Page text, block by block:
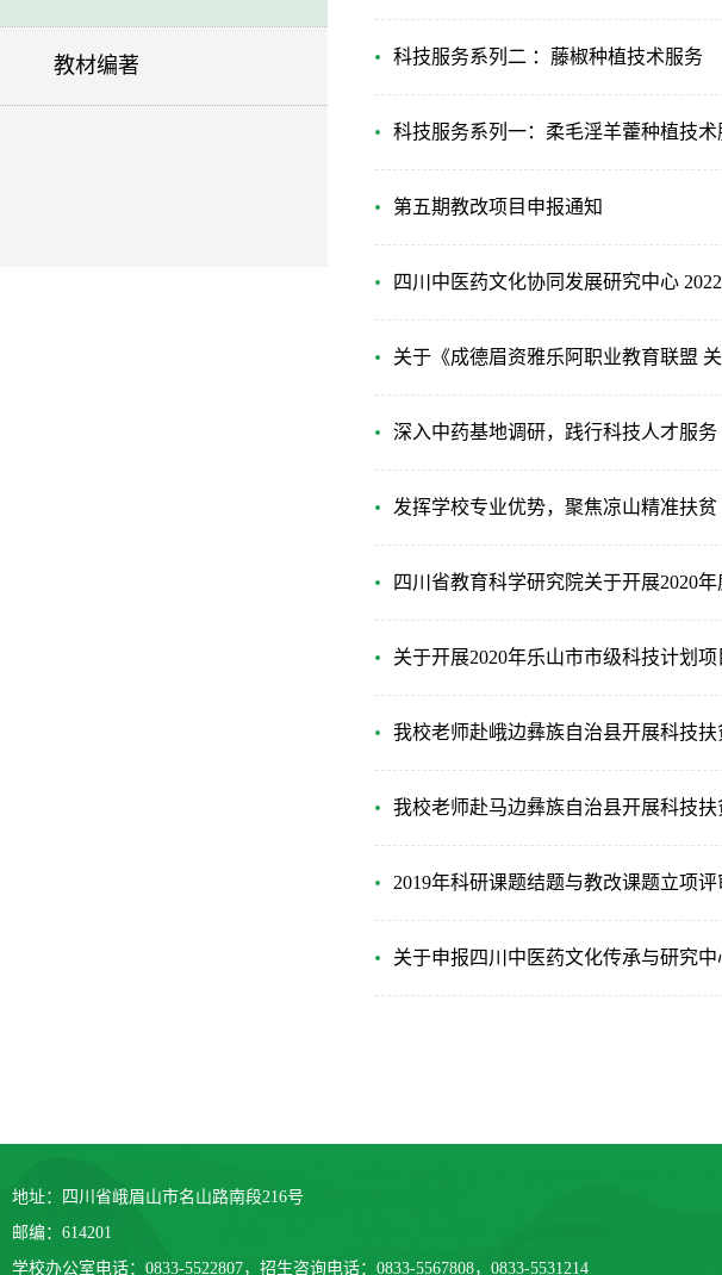
教材编著 科技服务系列二 ：藤椒种植技术服务
科技服务系列一：柔毛淫羊藿种植技术
第五期教改项目申报通知
四川中医药文化协同发展研究中心
关于《成德眉资雅乐阿职业教育联盟
深入中药基地调研，践行科技人才服务
发挥学校专业优势，聚焦凉山精准扶贫
四川省教育科学研究院关于开展2020
关于开展2020年乐山市市级科技计划
我校老师赴峨边彝族自治县开展科技
我校老师赴马边彝族自治县开展科技
2019年科研课题结题与教改课题立项
关于申报四川中医药文化传承与研究中
地址：四川省峨眉山市名山路南段216号
邮编：614201
学校办公室电话：0833-5522807，招生咨询电话：0833-5567808，0833-5531214